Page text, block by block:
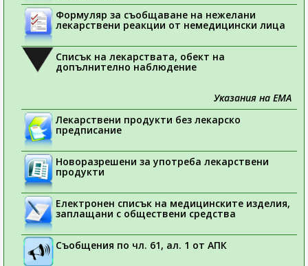
Формуляр за съобщаване на нежелани
лекарствени реакции от немедицински лица
Списък на лекарствата, обект на
допълнително наблюдение
Указания на ЕМА
Лекарствени продукти без лекарско
предписание
Новоразрешени за употреба лекарствени
продукти
Електронен списък на медицинските изделия,
заплащани с обществени средства
Съобщения по чл. 61, ал. 1 от АПК